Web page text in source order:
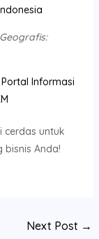
Portal Informasi
untuk
Anda!
Next Post →